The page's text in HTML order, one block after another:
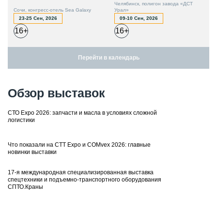
Сочи, конгресс-отель Sea Galaxy
23-25 Сен, 2026
16+
Челябинск, полигон завода «ДСТ
Урал»
09-10 Сен, 2026
16+
Перейти в календарь
Обзор выставок
СТО Expo 2026: запчасти и масла в условиях сложной
логистики
Что показали на CTT Expo и COMvex 2026: главные
новинки выставки
17-я международная специализированная выставка
спецтехники и подъемно-транспортного оборудования
СПТО.Краны